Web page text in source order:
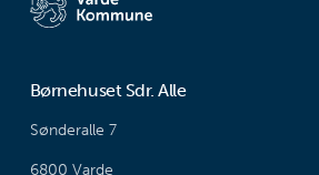
Børnehuset Sdr. Alle
Sønderalle 7
6800 Varde